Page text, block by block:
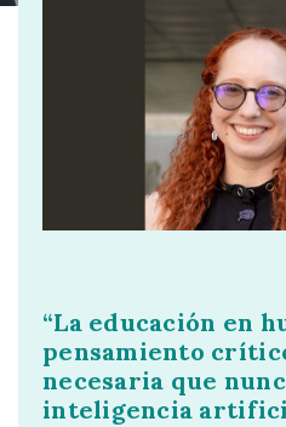
“La educación en
pensamiento
necesaria que
inteligencia